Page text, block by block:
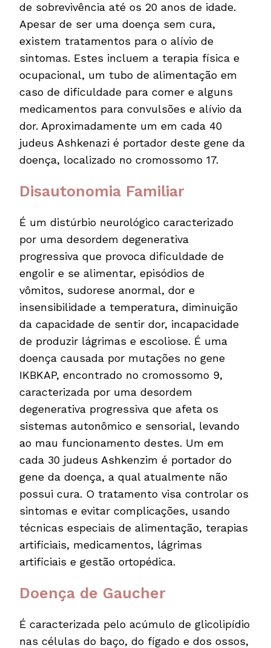
de sobrevivência até os 20 anos de idade.
Apesar de ser uma doença sem cura,
existem tratamentos para o alívio de
sintomas. Estes incluem a terapia física e
ocupacional, um tubo de alimentação em
caso de dificuldade para comer e alguns
medicamentos para convulsões e alívio da
dor. Aproximadamente um em cada 40
judeus Ashkenazi é portador deste gene da
doença, localizado no cromossomo 17.
Disautonomia Familiar
É um distúrbio neurológico caracterizado
por uma desordem degenerativa
progressiva que provoca dificuldade de
engolir e se alimentar, episódios de
vômitos, sudorese anormal, dor e
insensibilidade a temperatura, diminuição
da capacidade de sentir dor, incapacidade
de produzir lágrimas e escoliose. É uma
doença causada por mutações no gene
IKBKAP, encontrado no cromossomo 9,
caracterizada por uma desordem
degenerativa progressiva que afeta os
sistemas autonômico e sensorial, levando
ao mau funcionamento destes. Um em
cada 30 judeus Ashkenzim é portador do
gene da doença, a qual atualmente não
possui cura. O tratamento visa controlar os
sintomas e evitar complicações, usando
técnicas especiais de alimentação, terapias
artificiais, medicamentos, lágrimas
artificiais e gestão ortopédica.
Doença de Gaucher
É caracterizada pelo acúmulo de glicolipídio
nas células do baço, do fígado e dos ossos,